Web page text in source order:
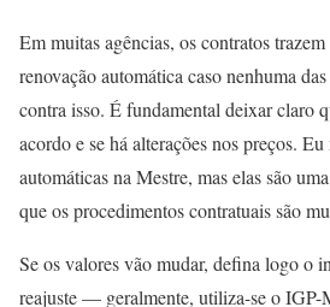
Em muitas agências, os contratos
renovação automática caso nenhuma
contra isso. É fundamental deixar claro
acordo e se há alterações nos preços.
automáticas na Mestre, mas elas são
que os procedimentos contratuais são
Se os valores vão mudar, defina logo o
reajuste — geralmente, utiliza-se o